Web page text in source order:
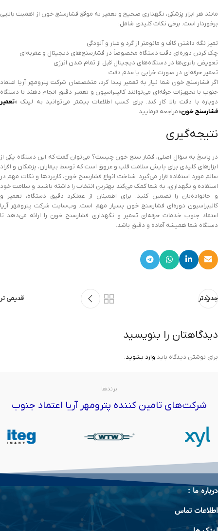
مانند هر ابزار پزشکی، نگهداری صحیح و تعمیر به موقع فشارسنج خون از اهمیت بالایی
برخوردار است. برخی نکات کلیدی شامل:
تمیز نگه داشتن کاف و مانومتر از گرد و غبار و آلودگی
چک کردن دوره‌ای دقت دستگاه مخصوصاً در فشارسنج‌های دیجیتال و عقربه‌ای
تعویض باتری‌ها در دستگاه‌های دیجیتال قبل از تمام شدن انرژی
تعمیر حرفه‌ای در صورت خرابی یا عدم دقت
اگر فشارسنج خون شما نیاز به تعمیر پیدا کرد، متخصصان شرکت پترومهر آریا اعتماد
جنوب با تجهیزات حرفه‌ای می‌توانند کالیبراسیون و تعمیر دقیق انجام دهند تا دستگاه
دوباره با دقت بالا کار کند. برای کسب اطلاعات بیشتر می‌توانید به لینک «تعمیر
فشارسنج خون» مراجعه فرمایید.
نتیجه‌گیری
در پاسخ به سؤال اصلی، فشار سنج خون چیست؟ می‌توان گفت که این دستگاه یکی از
ابزارهای کلیدی برای پایش سلامت قلب و عروق است که توسط بیماران، پزشکان و افراد
سالم مورد استفاده قرار می‌گیرد. شناخت انواع فشارسنج خون، کاربردها و نکات مهم در
استفاده و نگهداری، به شما کمک می‌کند بهترین انتخاب را داشته باشید و سلامت خود
و خانواده‌تان را تضمین کنید. برای اطمینان از عملکرد دقیق دستگاه، تعمیر و
کالیبراسیون دوره‌ای فشارسنج خون بسیار مهم است. وب‌سایت شرکت پترومهر آریا
اعتماد جنوب خدمات حرفه‌ای تعمیر و نگهداری فشارسنج خون را ارائه می‌دهد تا
دستگاه شما همیشه آماده و دقیق باشد.
جدیدتر قدیمی تر
دیدگاهتان را بنویسید
برای نوشتن دیدگاه باید وارد بشوید.
برندها
شرکت‌های تامین کننده پترومهر آریا اعتماد جنوب
درباره ما :
اطلاعات تماس